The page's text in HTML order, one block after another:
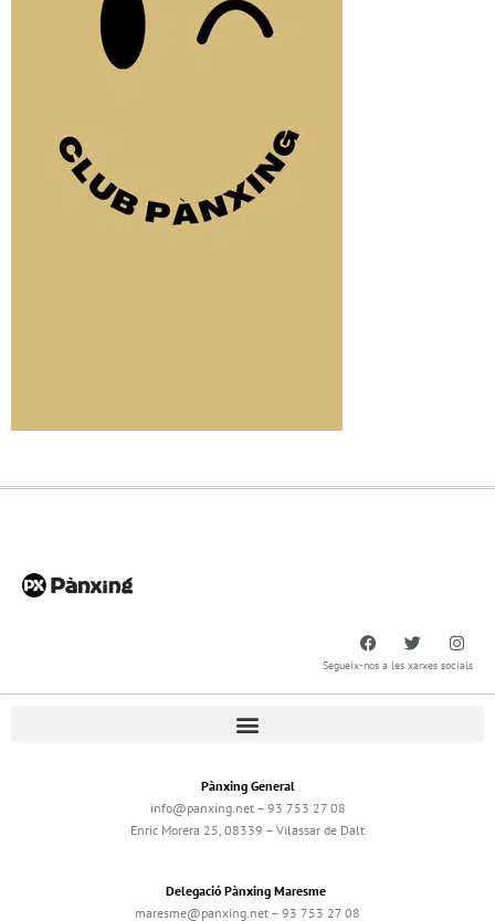
Segueix-nos a les xarxes socials
Pànxing General
info@panxing.net – 93 753 27 08
Enric Morera 25, 08339 – Vilassar de Dalt
Delegació Pànxing Maresme
maresme@panxing.net – 93 753 27 08